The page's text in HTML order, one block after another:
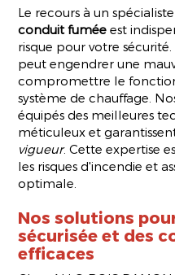
Le recours à un
conduit fumée est
risque pour votre
peut engendrer une
compromettre le
système de chauffage.
équipés des meilleures
méticuleux et
vigueur. Cette expertise
les risques d'incendie et
optimale.
Nos solutions
sécurisée et des
efficaces